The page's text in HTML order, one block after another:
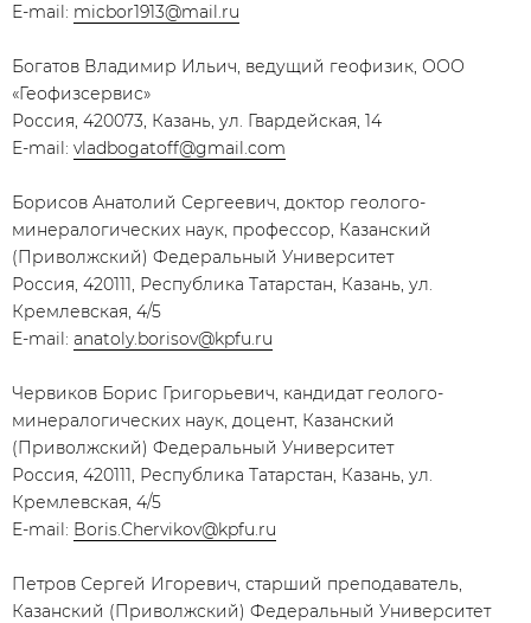
E-mail: micbor1913@mail.ru
Богатов Владимир Ильич, ведущий геофизик, ООО
«Геофизсервис»
Россия, 420073, Казань, ул. Гвардейская, 14
E-mail: vladbogatoff@gmail.com
Борисов Анатолий Сергеевич, доктор геолого-
минералогических наук, профессор, Казанский
(Приволжский) Федеральный Университет
Россия, 420111, Республика Татарстан, Казань, ул.
Кремлевская, 4/5
E-mail: anatoly.borisov@kpfu.ru
Червиков Борис Григорьевич, кандидат геолого-
минералогических наук, доцент, Казанский
(Приволжский) Федеральный Университет
Россия, 420111, Республика Татарстан, Казань, ул.
Кремлевская, 4/5
E-mail: Boris.Chervikov@kpfu.ru
Петров Сергей Игоревич, старший преподаватель,
Казанский (Приволжский) Федеральный Университет